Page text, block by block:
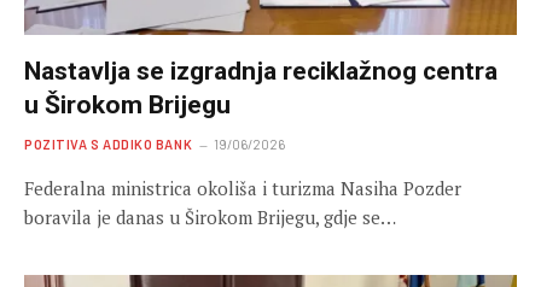
Nastavlja se izgradnja reciklažnog centra
u Širokom Brijegu
POZITIVA S ADDIKO BANK 19/06/2026
Federalna ministrica okoliša i turizma Nasiha Pozder
boravila je danas u Širokom Brijegu, gdje se…